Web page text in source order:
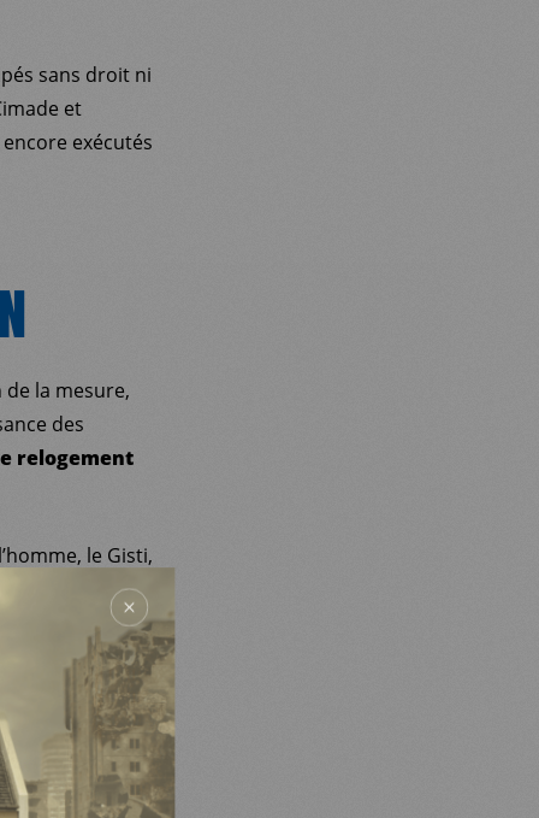
sans droit ni
et
exécutés
la mesure,
des
relogement
le Gisti,
alors que
sans
loi Elan aient